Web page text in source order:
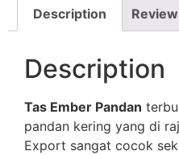
Description
Description
Tas Ember Pandan
pandan kering yang di
Export sangat cocok